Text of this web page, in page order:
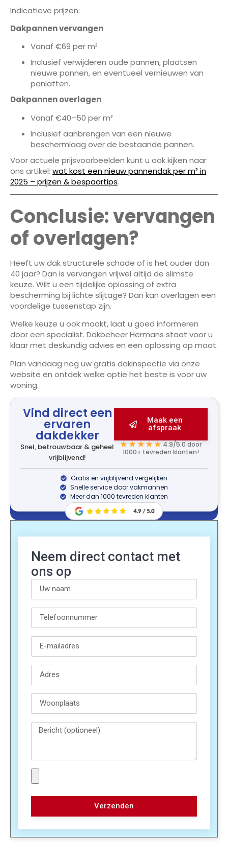
Indicatieve prijzen:
Dakpannen vervangen
Vanaf €69 per m²
Inclusief verwijderen oude pannen, plaatsen
nieuwe pannen, en eventueel vernieuwen van
panlatten.
Dakpannen overlagen
Vanaf €40–50 per m²
Inclusief aanbrengen van een nieuwe
beschermlaag over de bestaande pannen.
Voor actuele prijsvoorbeelden kunt u ook kijken naar
ons artikel: wat kost een nieuw pannendak per m² in
2025 – prijzen & bespaartips.
Conclusie: vervangen
of overlagen?
Heeft uw dak structurele schade of is het ouder dan
40 jaar? Dan is vervangen vrijwel altijd de slimste
keuze. Wilt u een tijdelijke oplossing of extra
bescherming bij lichte slijtage? Dan kan overlagen een
voordelige tussenstap zijn.
Welke keuze u ook maakt, laat u goed informeren
door een specialist. Dakbeheer Hermans staat voor u
klaar met deskundig advies en een oplossing op maat.
Plan vandaag nog uw gratis dakinspectie via onze
website en ontdek welke optie het beste is voor uw
woning.
Vind direct een
ervaren
dakdekker
Snel, betrouwbaar & geheel
vrijblijvend!
Maak een
afspraak
4.9/5.0 door
1000+ tevreden klanten!
Gratis en vrijblijvend vergelijken
Snelle service door vakmannen
Meer dan 1000 tevreden klanten
Neem direct contact met
ons op
Verzenden